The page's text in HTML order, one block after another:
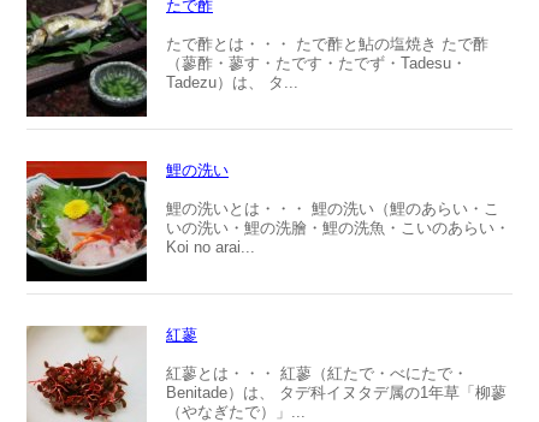
たで酢
たで酢とは・・・ たで酢と鮎の塩焼き たで酢
（蓼酢・蓼す・たです・たでず・Tadesu・
Tadezu）は、 タ...
鯉の洗い
鯉の洗いとは・・・ 鯉の洗い（鯉のあらい・こ
いの洗い・鯉の洗膾・鯉の洗魚・こいのあらい・
Koi no arai...
紅蓼
紅蓼とは・・・ 紅蓼（紅たで・べにたで・
Benitade）は、 タデ科イヌタデ属の1年草「柳蓼
（やなぎたで）」...